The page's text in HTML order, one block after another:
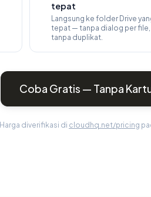
tepat
Langsung ke folder Drive
tepat — tanpa dialog per file,
tanpa duplikat.
Coba Gratis — Tanpa
Harga diverifikasi di cloudhq.net/pricing